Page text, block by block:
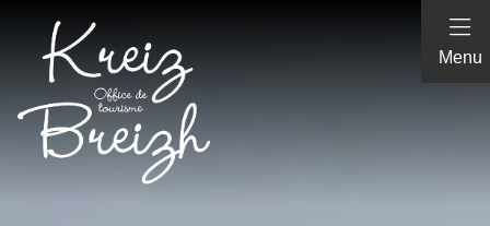
Panneau de gestion des cookies
Menu